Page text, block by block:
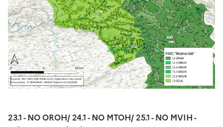
23.1 - NO OROH/ 24.1 - NO MTOH/ 25.1 - NO MVIH -